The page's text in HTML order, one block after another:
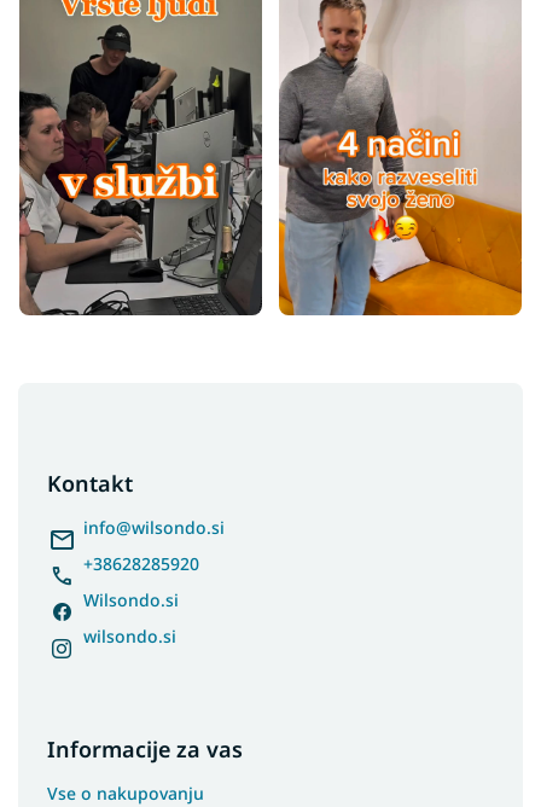
Kontakt
info@wilsondo.si
+38628285920
Wilsondo.si
wilsondo.si
Informacije za vas
Vse o nakupovanju